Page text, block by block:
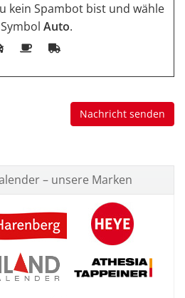
kein Spambot bist und wähle
Auto.
– unsere Marken